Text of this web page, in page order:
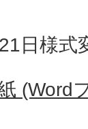
日様式
(Word